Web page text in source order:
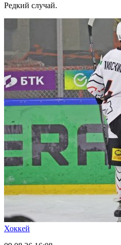
Редкий случай.
Хоккей